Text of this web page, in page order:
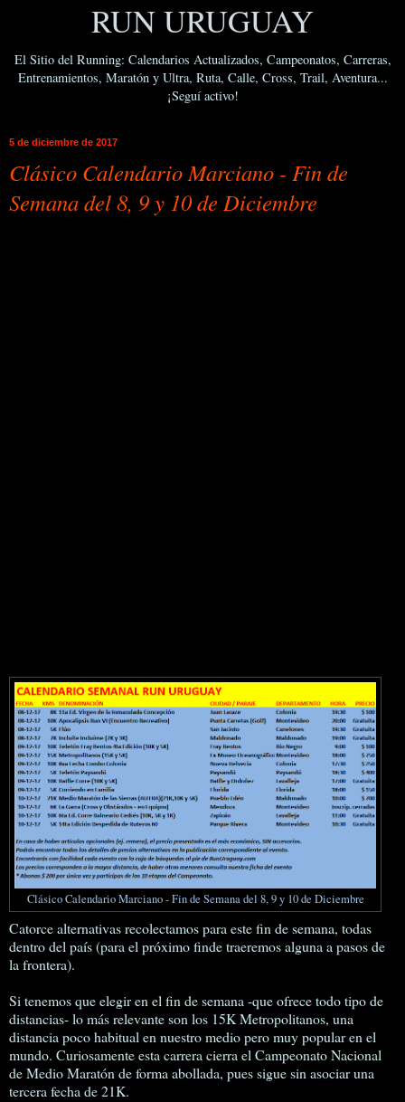
RUN URUGUAY
El Sitio del Running: Calendarios Actualizados, Campeonatos, Carreras,
Entrenamientos, Maratón y Ultra, Ruta, Calle, Cross, Trail, Aventura...
¡Seguí activo!
5 de diciembre de 2017
Clásico Calendario Marciano - Fin de
Semana del 8, 9 y 10 de Diciembre
Clásico Calendario Marciano - Fin de Semana del 8, 9 y 10 de Diciembre
Catorce alternativas recolectamos para este fin de semana, todas
dentro del país (para el próximo finde traeremos alguna a pasos de
la frontera).
Si tenemos que elegir en el fin de semana -que ofrece todo tipo de
distancias- lo más relevante son los 15K Metropolitanos, una
distancia poco habitual en nuestro medio pero muy popular en el
mundo. Curiosamente esta carrera cierra el Campeonato Nacional
de Medio Maratón de forma abollada, pues sigue sin asociar una
tercera fecha de 21K.